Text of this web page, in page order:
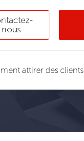
nous
attirer des clients